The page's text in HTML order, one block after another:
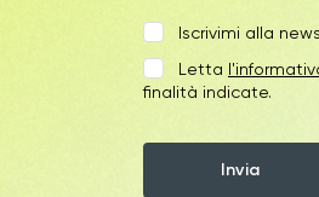
Iscrivimi alla
Letta
finalità indicate.